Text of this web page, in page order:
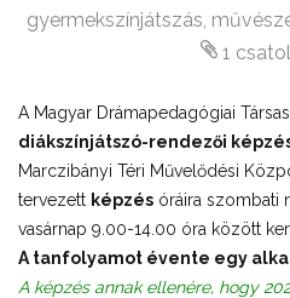
gyermekszínjátszás,
1
A Magyar Drámapedagógiai
diákszínjátszó-rendezői
Marczibányi Téri Művelődési
tervezett képzés óráira szombati
vasárnap 9.00-14.00 óra között
A tanfolyamot évente egy
A képzés annak ellenére, hogy